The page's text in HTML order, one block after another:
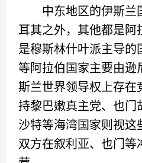
中东地区的伊斯兰
耳其之外，其他都是阿
是穆斯林什叶派主导的
等阿拉伯国家主要由逊
斯兰世界领导权上存在
持黎巴嫩真主党、也门
沙特等海湾国家则视这
双方在叙利亚、也门等